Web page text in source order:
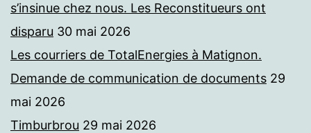
s’insinue chez nous. Les Reconstitueurs ont
disparu 30 mai 2026
Les courriers de TotalEnergies à Matignon.
Demande de communication de documents 29
mai 2026
Timburbrou 29 mai 2026